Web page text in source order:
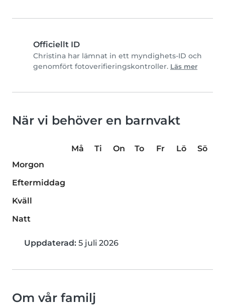
Officiellt ID
Christina har lämnat in ett myndighets-ID och
genomfört fotoverifieringskontroller. Läs mer
När vi behöver en barnvakt
Må Ti On To Fr Lö
Sö
Morgon
Eftermiddag
Kväll
Natt
Uppdaterad: 5 juli 2026
Om vår familj